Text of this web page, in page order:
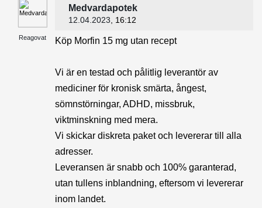
Reagovat
Medvardapotek
12.04.2023 , 16:12
Köp Morfin 15 mg utan recept
Vi är en testad och pålitlig leverantör av
mediciner för kronisk smärta, ångest,
sömnstörningar, ADHD, missbruk,
viktminskning med mera.
Vi skickar diskreta paket och levererar till alla
adresser.
Leveransen är snabb och 100% garanterad,
utan tullens inblandning, eftersom vi levererar
inom landet.